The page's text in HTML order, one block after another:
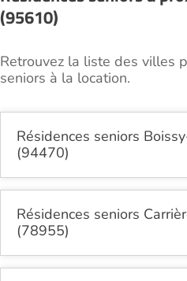
(95610)
Retrouvez la liste des villes
seniors à la location.
Résidences seniors
(94470)
Résidences seniors
(78955)